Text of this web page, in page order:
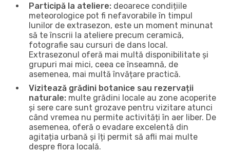
Participă la ateliere: deoarece condițiile
meteorologice pot fi nefavorabile în timpul
lunilor de extrasezon, este un moment minunat
să te înscrii la ateliere precum ceramică,
fotografie sau cursuri de dans local.
Extrasezonul oferă mai multă disponibilitate și
grupuri mai mici, ceea ce înseamnă, de
asemenea, mai multă învățare practică.
Vizitează grădini botanice sau rezervații
naturale: multe grădini locale au zone acoperite
și sere care sunt grozave pentru vizitare atunci
când vremea nu permite activități în aer liber. De
asemenea, oferă o evadare excelentă din
agitația urbană și îți permit să afli mai multe
despre flora locală.